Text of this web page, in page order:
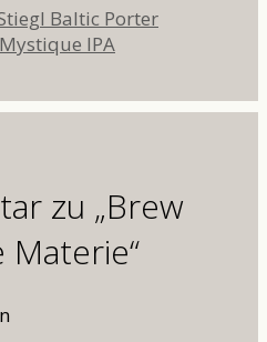
Baltic Porter
IPA
zu „Brew
Materie“